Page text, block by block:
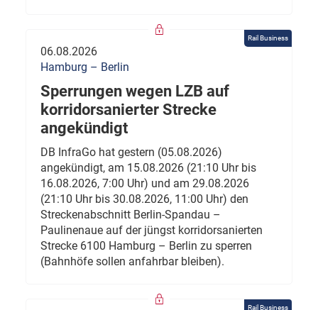
Rail Business
06.08.2026
Hamburg – Berlin
Sperrungen wegen LZB auf
korridorsanierter Strecke
angekündigt
DB InfraGo hat gestern (05.08.2026)
angekündigt, am 15.08.2026 (21:10 Uhr bis
16.08.2026, 7:00 Uhr) und am 29.08.2026
(21:10 Uhr bis 30.08.2026, 11:00 Uhr) den
Streckenabschnitt Berlin-Spandau –
Paulinenaue auf der jüngst korridorsanierten
Strecke 6100 Hamburg – Berlin zu sperren
(Bahnhöfe sollen anfahrbar bleiben).
Rail Business